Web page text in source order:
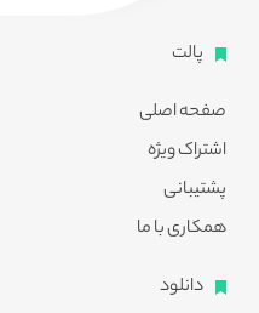
پالت
صفحه اصلی
اشتراک ویژه
پشتیبانی
همکاری با ما
دانلود